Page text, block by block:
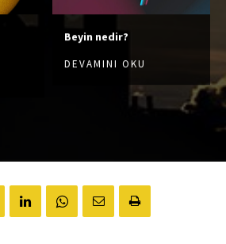
Beyin nedir?
DEVAMINI OKU